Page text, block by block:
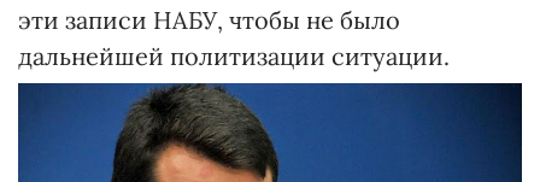
эти записи НАБУ, чтобы не было
дальнейшей политизации ситуации.